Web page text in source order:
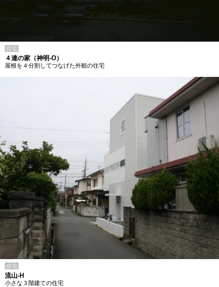
住宅
４連の家（神明-O）
屋根を４分割してつなげた外観の住宅
住宅
流山-H
小さな３階建ての住宅